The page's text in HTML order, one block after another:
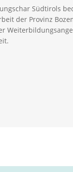
Südtirols
der Provinz